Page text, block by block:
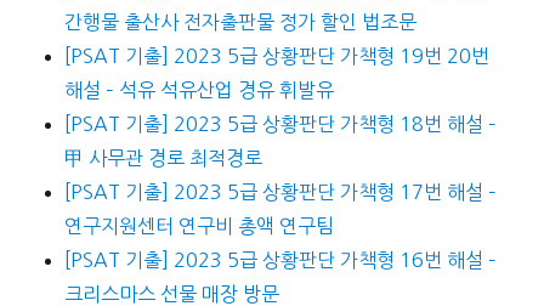
간행물 출산사 전자출판물 정가 할인 법조문
[PSAT 기출] 2023 5급 상황판단 가책형 19번 20번
해설 – 석유 석유산업 경유 휘발유
[PSAT 기출] 2023 5급 상황판단 가책형 18번 해설 –
甲 사무관 경로 최적경로
[PSAT 기출] 2023 5급 상황판단 가책형 17번 해설 –
연구지원센터 연구비 총액 연구팀
[PSAT 기출] 2023 5급 상황판단 가책형 16번 해설 –
크리스마스 선물 매장 방문